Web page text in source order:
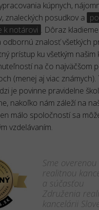
kúpnych,
znaleckých posudkov a
k notárovi . Dôraz kladieme
odbornú znalosť všetkých
prístup ku všetkým našim
na čo najväčšom
(menej aj viac známych).
je povinne pravidelne
nakoľko nám záleží na
málo spoločností sa
vzdelávaním.
Sme overenou
realitnou
a súčasťou
Združenia
kancelárii